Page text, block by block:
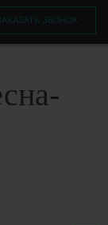
ЗВОНОК